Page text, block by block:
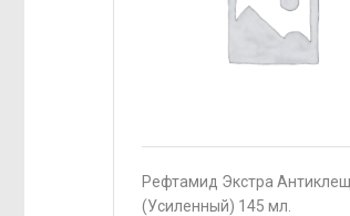
Рефтамид Экстра Антиклещ
(Усиленный) 145 мл.